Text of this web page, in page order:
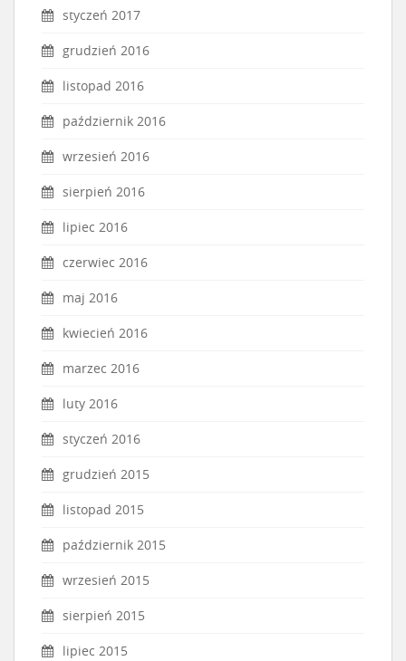
styczeń 2017
grudzień 2016
listopad 2016
październik 2016
wrzesień 2016
sierpień 2016
lipiec 2016
czerwiec 2016
maj 2016
kwiecień 2016
marzec 2016
luty 2016
styczeń 2016
grudzień 2015
listopad 2015
październik 2015
wrzesień 2015
sierpień 2015
lipiec 2015